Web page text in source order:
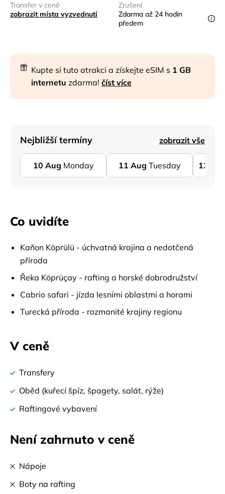
Transfer v ceně
zobrazit místa vyzvednutí
Zrušení
Zdarma až 24 hodin
předem
Kupte si tuto atrakci a získejte eSIM s 1 GB
internetu zdarma! číst více
Nejbližší termíny zobrazit vše
10 Aug Monday 11 Aug Tuesday 12
Co uvidíte
Kaňon Köprülü - úchvatná krajina a nedotčená
příroda
Řeka Köprüçay - rafting a horské dobrodružství
Cabrio safari - jízda lesními oblastmi a horami
Turecká příroda - rozmanité krajiny regionu
V ceně
Transfery
Oběd (kuřecí špíz, špagety, salát, rýže)
Raftingové vybavení
Není zahrnuto v ceně
Nápoje
Boty na rafting